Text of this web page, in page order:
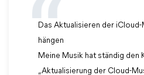
Das Aktualisieren der
hängen
Meine Musik hat ständig den
„Aktualisierung der Cloud-